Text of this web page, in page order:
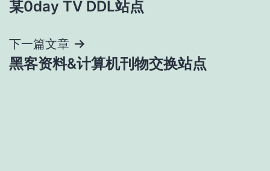
章
导
航
某0day TV DDL站点
下一篇文章
黑客资料&计算机刊物交换站点